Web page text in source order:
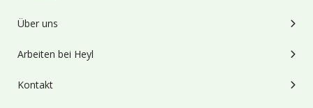
Über uns
Arbeiten bei Heyl
Kontakt